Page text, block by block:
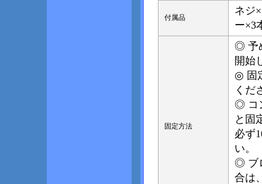
付属品
ネジ
ー×3
固定方法
◎ 予
開始
◎ 固
くだ
◎ コ
と固
必ず
い。
◎ ブ
合は